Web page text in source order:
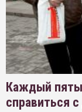
Каждый
справиться